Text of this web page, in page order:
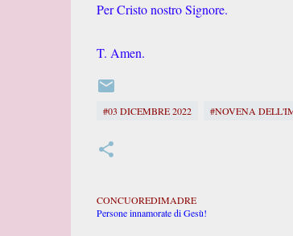
Per Cristo nostro Signore.
T. Amen.
#03 DICEMBRE 2022 #NOVENA
CONCUOREDIMADRE
Persone innamorate di Gesù!